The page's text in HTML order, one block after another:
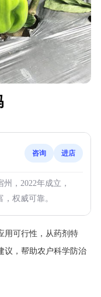
咨询 进店
，2022年成立，
权威可靠。
用可行性，从药剂特
议，帮助农户科学防治